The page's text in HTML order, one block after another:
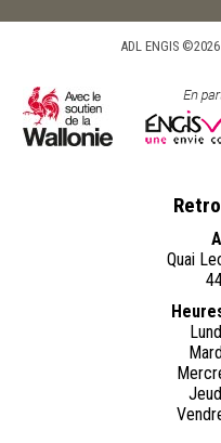
ADL ENGIS ©2026
Quai